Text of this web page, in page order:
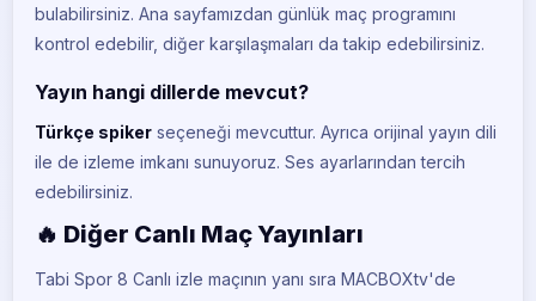
bulabilirsiniz. Ana sayfamızdan günlük maç programını
kontrol edebilir, diğer karşılaşmaları da takip edebilirsiniz.
Yayın hangi dillerde mevcut?
Türkçe spiker seçeneği mevcuttur. Ayrıca orijinal yayın dili
ile de izleme imkanı sunuyoruz. Ses ayarlarından tercih
edebilirsiniz.
🔥 Diğer Canlı Maç Yayınları
Tabi Spor 8 Canlı izle maçının yanı sıra MACBOXtv'de
CANLI
Trt Spor Yıldız
AT
Atv
A Spor
CANLI
A2
A2